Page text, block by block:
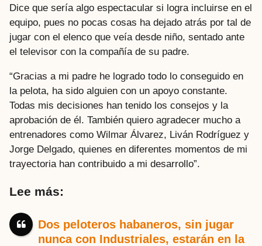
Dice que sería algo espectacular si logra incluirse en el
equipo, pues no pocas cosas ha dejado atrás por tal de
jugar con el elenco que veía desde niño, sentado ante
el televisor con la compañía de su padre.
“Gracias a mi padre he logrado todo lo conseguido en
la pelota, ha sido alguien con un apoyo constante.
Todas mis decisiones han tenido los consejos y la
aprobación de él. También quiero agradecer mucho a
entrenadores como Wilmar Álvarez, Liván Rodríguez y
Jorge Delgado, quienes en diferentes momentos de mi
trayectoria han contribuido a mi desarrollo”.
Lee más:
Dos peloteros habaneros, sin jugar
nunca con Industriales, estarán en la